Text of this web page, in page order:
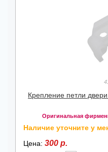
Крепление петли
Оригинальная
Наличие уточните у
Цена: 300 р.